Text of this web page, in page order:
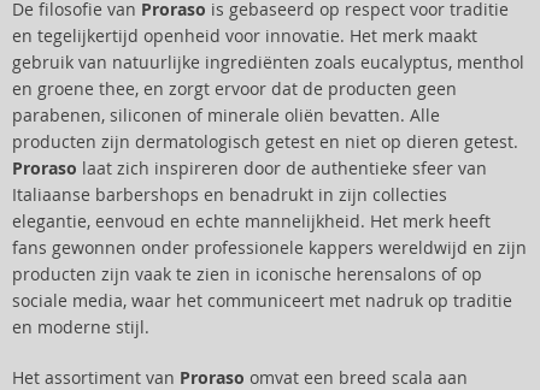
De filosofie van Proraso is gebaseerd op respect voor traditie
en tegelijkertijd openheid voor innovatie. Het merk maakt
gebruik van natuurlijke ingrediënten zoals eucalyptus, menthol
en groene thee, en zorgt ervoor dat de producten geen
parabenen, siliconen of minerale oliën bevatten. Alle
producten zijn dermatologisch getest en niet op dieren getest.
Proraso laat zich inspireren door de authentieke sfeer van
Italiaanse barbershops en benadrukt in zijn collecties
elegantie, eenvoud en echte mannelijkheid. Het merk heeft
fans gewonnen onder professionele kappers wereldwijd en zijn
producten zijn vaak te zien in iconische herensalons of op
sociale media, waar het communiceert met nadruk op traditie
en moderne stijl.
Het assortiment van Proraso omvat een breed scala aan